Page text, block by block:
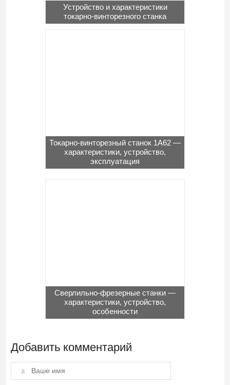
Устройство и характеристики
токарно-винторезного станка
Токарно-винторезный станок 1А62 —
характеристики, устройство,
эксплуатация
Сверлильно-фрезерные станки —
характеристики, устройство,
особенности
Добавить комментарий